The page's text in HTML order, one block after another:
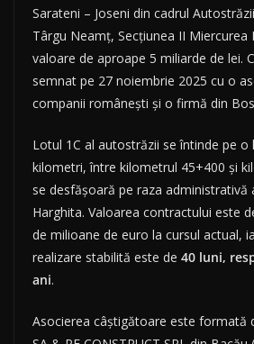
Sarateni – Joseni din cadrul
Târgu Neamț, Secțiunea II Miercurea
valoare de aproape 5 miliarde de lei.
semnat pe 27 noiembrie 2025 cu o
companii românești și o firmă din
Lotul 1C al autostrăzii se întinde pe o
kilometri, între kilometrul 45+400 și
se desfășoară pe raza administrativă
Harghita. Valoarea contractului este
de milioane de euro la cursul actual,
realizare stabilită este de 40 luni,
ani.
Asocierea câștigătoare este formată